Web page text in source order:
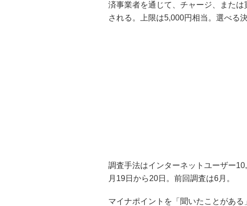
済事業者を通じて、チャージ、または
される。上限は5,000円相当。選べる
調査手法はインターネットユーザー
月19日から20日。前回調査は6月。
マイナポイントを「聞いたことがあ